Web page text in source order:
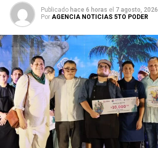
Publicado hace 6 horas el 7 agosto, 2026
Por AGENCIA NOTICIAS 5TO PODER